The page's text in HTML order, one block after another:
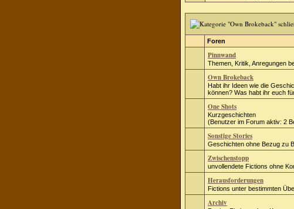
Foren
Pinnwand
Themen, Kritik, Anregungen
Own Brokeback
Habt ihr Ideen wie die
können? Was habt ihr euch
One Shots
Kurzgeschichten
(Benutzer im Forum aktiv: 2
Sonstige Stories
Geschichten ohne Bezug zu
Zwischenstopp
unvollendete Fictions ohne
Herausforderungen
Fictions unter bestimmten
Archiv